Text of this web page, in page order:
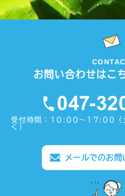
お問い合わせはこ
受付時間：10:00〜17:00（
く）
メールでのお問